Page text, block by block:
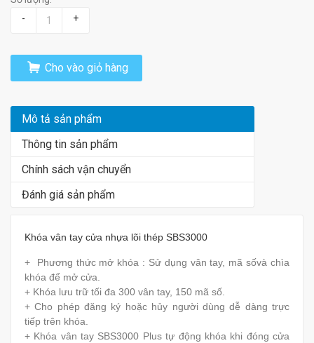
-
+
Cho vào giỏ hàng
Mô tả sản phẩm
Thông tin sản phẩm
Chính sách vận chuyển
Đánh giá sản phẩm
Khóa vân tay cửa nhựa lõi thép SBS3000
+ Phương thức mở khóa : Sử dụng vân tay, mã sốvà chìa
khóa để mở cửa.
+ Khóa lưu trữ tối đa 300 vân tay, 150 mã số.
+ Cho phép đăng ký hoặc hủy người dùng dễ dàng trực
tiếp trên khóa.
+ Khóa vân tay SBS3000 Plus tự động khóa khi đóng cửa